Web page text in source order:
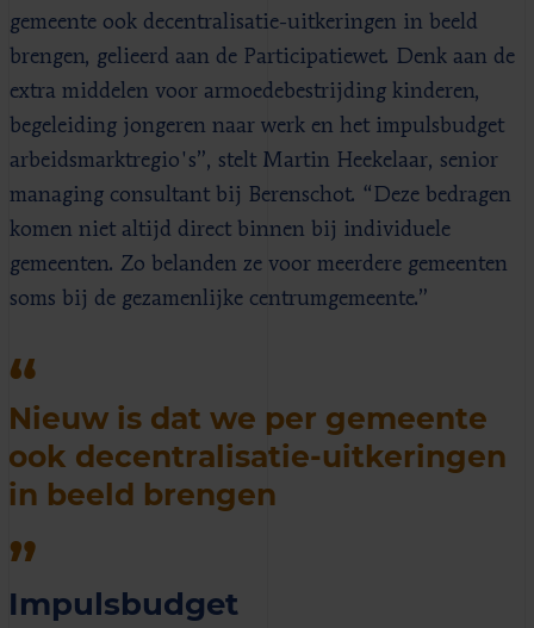
gemeente ook decentralisatie-uitkeringen in beeld
brengen, gelieerd aan de Participatiewet. Denk aan de
extra middelen voor armoedebestrijding kinderen,
begeleiding jongeren naar werk en het impulsbudget
arbeidsmarktregio's”, stelt Martin Heekelaar, senior
managing consultant bij Berenschot. “Deze bedragen
komen niet altijd direct binnen bij individuele
gemeenten. Zo belanden ze voor meerdere gemeenten
soms bij de gezamenlijke centrumgemeente.”
Nieuw is dat we per gemeente
ook decentralisatie-uitkeringen
in beeld brengen
Impulsbudget